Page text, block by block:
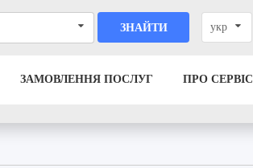
ЗНАЙТИ укр
ЗАМОВЛЕННЯ ПОСЛУГ ПРО СЕРВІС